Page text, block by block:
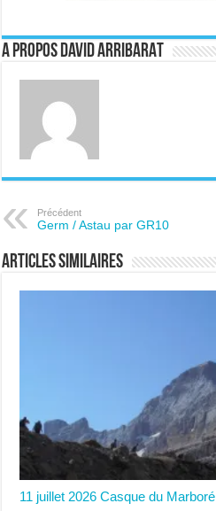
A propos David ARRIBARAT
Précédent
Germ / Astau par GR10
Articles similaires
11 juillet 2026 Casque du Marboré